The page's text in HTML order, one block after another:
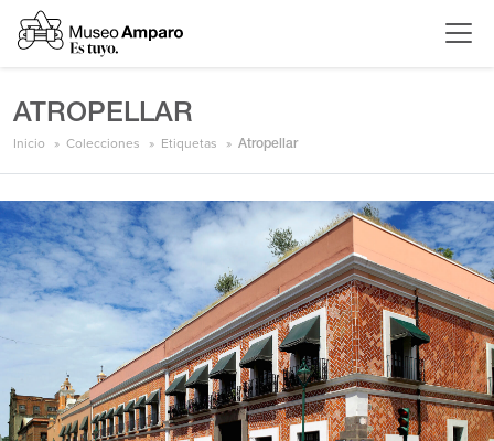
ATROPELLAR
Inicio Colecciones Etiquetas Atropellar